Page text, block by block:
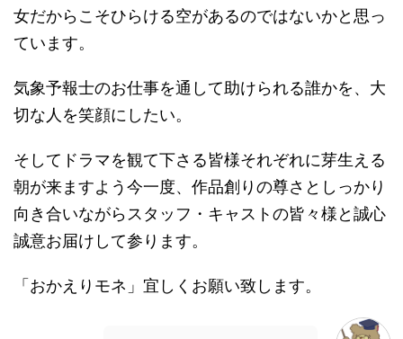
女だからこそひらける空があるのではないかと思っ
ています。
気象予報士のお仕事を通して助けられる誰かを、大
切な人を笑顔にしたい。
そしてドラマを観て下さる皆様それぞれに芽生える
朝が来ますよう今一度、作品創りの尊さとしっかり
向き合いながらスタッフ・キャストの皆々様と誠心
誠意お届けして参ります。
「おかえりモネ」宜しくお願い致します。